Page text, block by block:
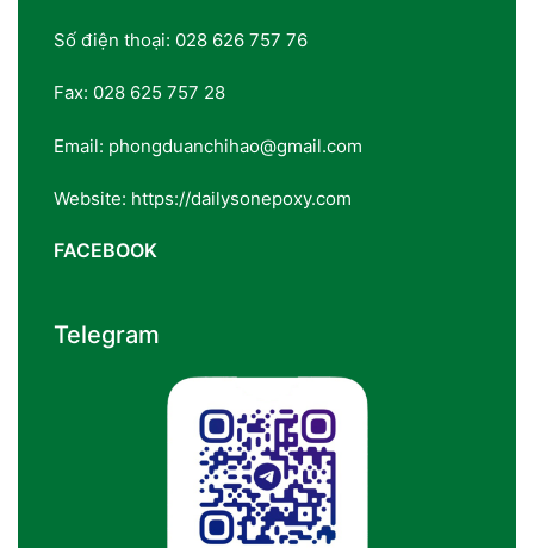
Số điện thoại: 028 626 757 76
Fax: 028 625 757 28
Email: phongduanchihao@gmail.com
Website: https://dailysonepoxy.com
FACEBOOK
Telegram